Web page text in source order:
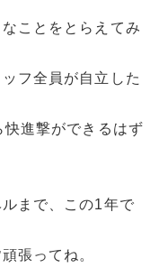
ことをとらえてみ
フ全員が自立した
進撃ができるはず
まで、この1年で
張ってね。